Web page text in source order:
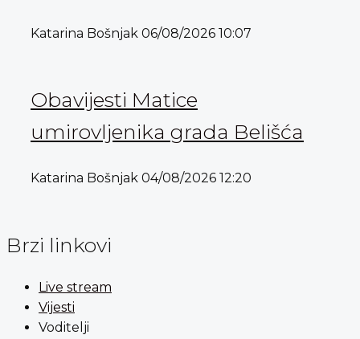
Katarina Bošnjak 06/08/2026 10:07
Obavijesti Matice
umirovljenika grada Belišća
Katarina Bošnjak 04/08/2026 12:20
Brzi linkovi
Live stream
Vijesti
Voditelji